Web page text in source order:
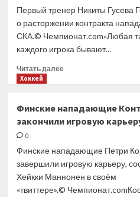
договорились
о расторжении
контракта
Первый тренер Никиты Гусева
о расторжении контракта
СКА.© Чемпионат.com«Любая
каждого игрока бывают...
Читать далееПрочитать
тренер
Гусева
контракта
хоккеиста
со СКА
Хоккей
Финские нападающие
закончили игровую
0
Финские нападающие Петри
завершили игровую карьеру,
Хейкки Маннонен в своём
«твиттере».©